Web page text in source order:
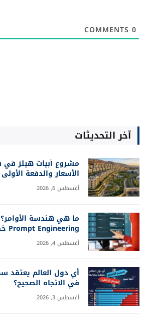
ASML؟
يوليو 28, 2026
إنفيديا تستعيد لقب أكبر شركة في
أبل المؤقت
يوليو 20, 2026